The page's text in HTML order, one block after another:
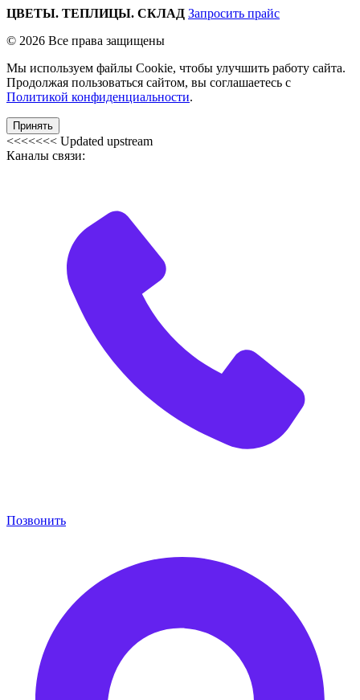
ЦВЕТЫ. ТЕПЛИЦЫ. СКЛАД Запросить прайс
© 2026 Все права защищены
Мы используем файлы Cookie, чтобы улучшить работу сайта.
Продолжая пользоваться сайтом, вы соглашаетесь с
Политикой конфиденциальности.
Принять
<<<<<<< Updated upstream
Каналы связи:
Позвонить